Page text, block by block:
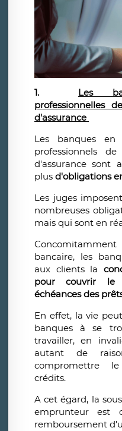
1. Les
professionnelles
d'assurance
Les banques en
professionnels
d'assurance sont
plus d'obligations
Les juges
nombreuses
mais qui sont en
bancaire, les
aux clients la
pour couvrir le
échéances des
En effet, la vie
banques à se
travailler, en
autant de
compromettre
crédits.
A cet égard, la
emprunteur est
remboursement